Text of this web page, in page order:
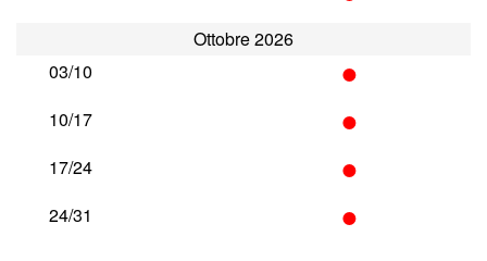
Ottobre 2026
03/10
•
10/17 •
17/24 •
24/31 •